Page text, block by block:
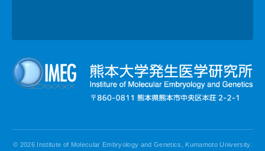
© 2026 Institute of Molecular Embryology and Genetics, Kumamoto University.